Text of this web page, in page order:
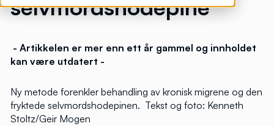
selvmordshodepine
- Artikkelen er mer enn ett år gammel og innholdet
kan være utdatert -
Ny metode forenkler behandling av kronisk migrene og den
fryktede selvmordshodepinen. Tekst og foto: Kenneth
Stoltz/Geir Mogen